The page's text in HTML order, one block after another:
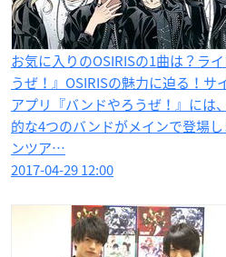
お気に入りのOSIRISの1曲は？ラ
うぜ！』OSIRISの魅力に迫る！サ
アプリ『バンドやろうぜ！』には
的な4つのバンドがメインで登場
ンツア…
2017-04-29 12:00